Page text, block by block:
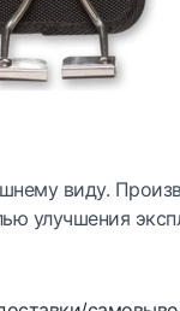
виду.
улучшения